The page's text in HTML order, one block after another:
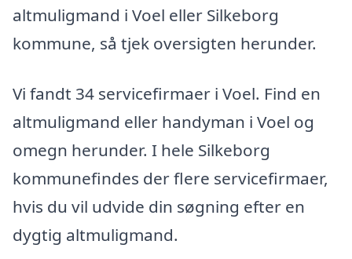
altmuligmand i Voel eller Silkeborg
kommune, så tjek oversigten herunder.
Vi fandt 34 servicefirmaer i Voel. Find en
altmuligmand eller handyman i Voel og
omegn herunder. I hele Silkeborg
kommunefindes der flere servicefirmaer,
hvis du vil udvide din søgning efter en
dygtig altmuligmand.